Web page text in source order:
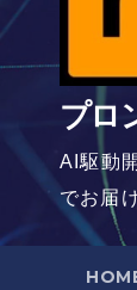
プロ
AI駆動
でお届